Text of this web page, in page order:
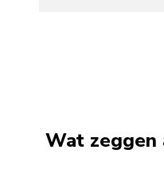
Wat zeggen